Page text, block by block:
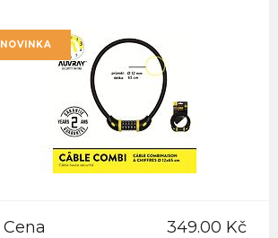
NOVINKA
Cena 349.00 Kč